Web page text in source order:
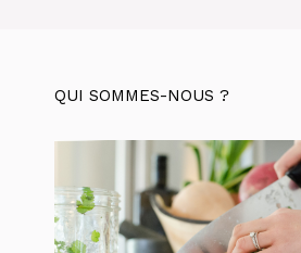
QUI SOMMES-NOUS ?